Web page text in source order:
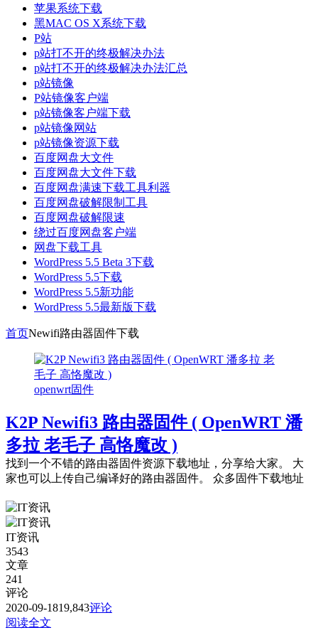
苹果系统下载
黑MAC OS X系统下载
P站
p站打不开的终极解决办法
p站打不开的终极解决办法汇总
p站镜像
P站镜像客户端
p站镜像客户端下载
p站镜像网站
p站镜像资源下载
百度网盘大文件
百度网盘大文件下载
百度网盘满速下载工具利器
百度网盘破解限制工具
百度网盘破解限速
绕过百度网盘客户端
网盘下载工具
WordPress 5.5 Beta 3下载
WordPress 5.5下载
WordPress 5.5新功能
WordPress 5.5最新版下载
首页Newifi路由器固件下载
openwrt固件
K2P Newifi3 路由器固件 ( OpenWRT 潘
多拉 老毛子 高恪魔改 )
找到一个不错的路由器固件资源下载地址，分享给大家。 大
家也可以上传自己编译好的路由器固件。 众多固件下载地址
IT资讯
3543
文章
241
评论
2020-09-1819,843评论
阅读全文